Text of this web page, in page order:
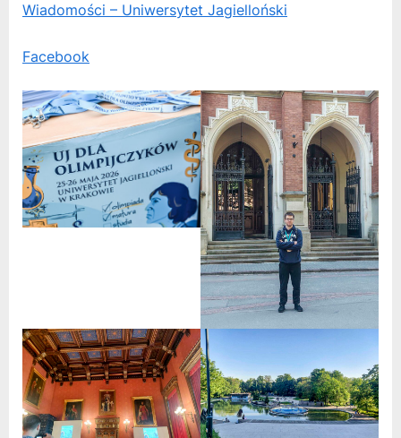
Wiadomości – Uniwersytet Jagielloński
Facebook